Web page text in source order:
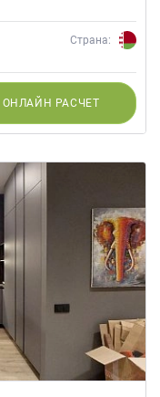
Страна:
ОНЛАЙН РАСЧЕТ